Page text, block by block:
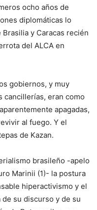
ocho años de
diplomáticas lo
y Caracas recién
del ALCA en
gobiernos, y muy
cancillerías, eran como
apagadas,
al fuego. Y el
de Kazan.
brasileño -apelo
Marinii (1)- la postura
hiperactivismo y el
su discurso y de su